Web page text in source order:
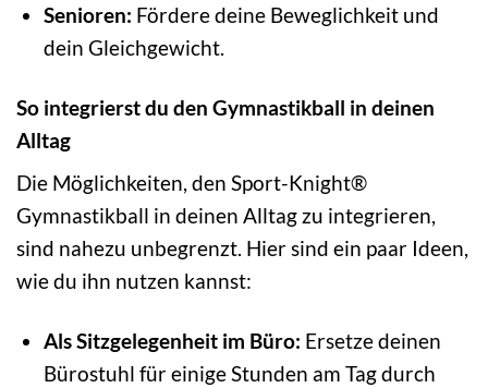
Senioren: Fördere deine Beweglichkeit und
dein Gleichgewicht.
So integrierst du den Gymnastikball in deinen
Alltag
Die Möglichkeiten, den Sport-Knight®
Gymnastikball in deinen Alltag zu integrieren,
sind nahezu unbegrenzt. Hier sind ein paar Ideen,
wie du ihn nutzen kannst:
Als Sitzgelegenheit im Büro: Ersetze deinen
Bürostuhl für einige Stunden am Tag durch